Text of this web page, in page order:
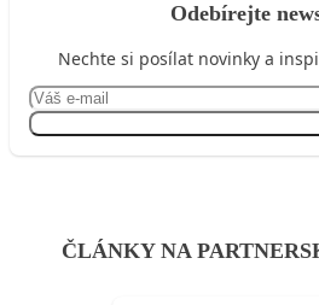
Odebírejte
Nechte si posílat novinky a
ČLÁNKY NA